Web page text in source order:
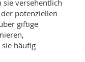
sie versehentlich
potenziellen
giftige
sie häufig